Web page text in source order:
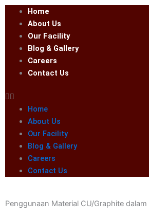
Home
About Us
Our Facility
Blog & Gallery
Careers
Contact Us
Home
About Us
Our Facility
Blog & Gallery
Careers
Contact Us
Penggunaan Material CU/Graphite